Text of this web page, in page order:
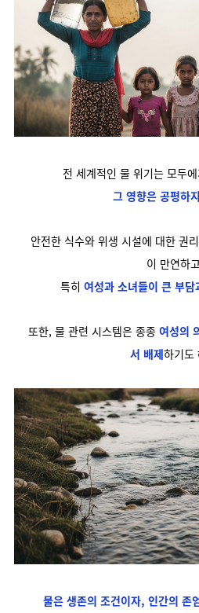
전 세계적인 물 위기는 모두
그 영향은 공평하
안전한 식수와 위생 시설에 대한 권
이 만연하
특히 여성과 소녀들이 큰 부담
또한, 물 관련 시스템은 종종여성의
서 배제하기도
물은 생존의 조건이자, 인간의 존